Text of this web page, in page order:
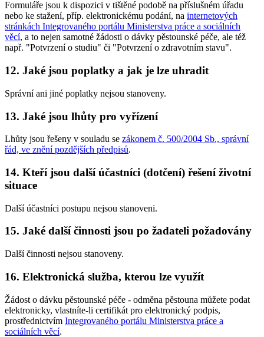
Formuláře jsou k dispozici v tištěné podobě na příslušném úřadu
nebo ke stažení, příp. elektronickému podání, na internetových
stránkách Integrovaného portálu Ministerstva práce a sociálních
věcí, a to nejen samotné žádosti o dávky pěstounské péče, ale též
např. "Potvrzení o studiu" či "Potvrzení o zdravotním stavu".
12. Jaké jsou poplatky a jak je lze uhradit
Správní ani jiné poplatky nejsou stanoveny.
13. Jaké jsou lhůty pro vyřízení
Lhůty jsou řešeny v souladu se zákonem č. 500/2004 Sb., správní
řád, ve znění pozdějších předpisů.
14. Kteří jsou další účastníci (dotčení) řešení životní
situace
Další účastníci postupu nejsou stanoveni.
15. Jaké další činnosti jsou po žadateli požadovány
Další činnosti nejsou stanoveny.
16. Elektronická služba, kterou lze využít
Žádost o dávku pěstounské péče - odměna pěstouna můžete podat
elektronicky, vlastníte-li certifikát pro elektronický podpis,
prostřednictvím Integrovaného portálu Ministerstva práce a
sociálních věcí.